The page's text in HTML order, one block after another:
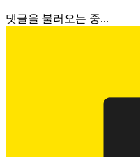
댓글을 불러오는 중...